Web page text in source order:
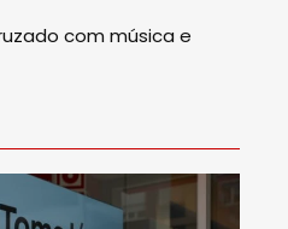
com música e